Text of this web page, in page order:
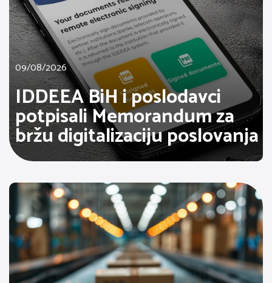
09/08/2026
IDDEEA BiH i poslodavci
potpisali Memorandum za
bržu digitalizaciju poslovanja